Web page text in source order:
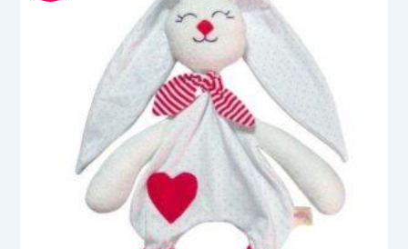
S/ 75.00.